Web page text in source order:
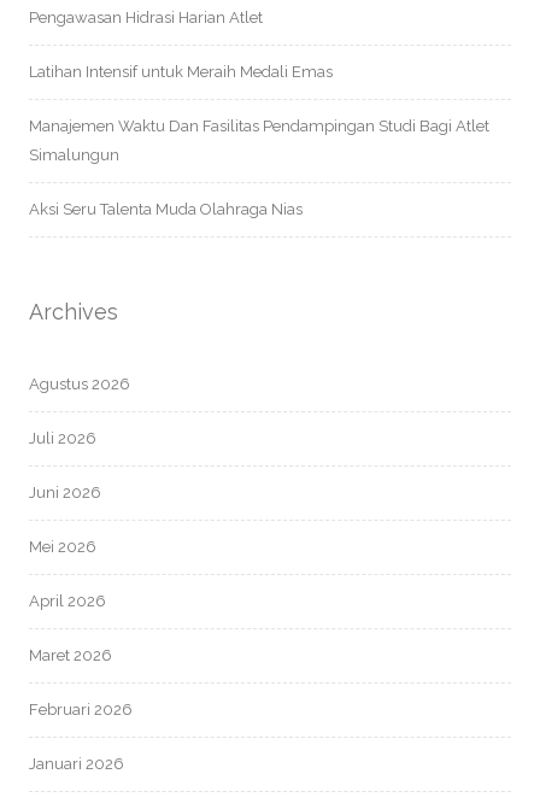
Pengawasan Hidrasi Harian Atlet
Latihan Intensif untuk Meraih Medali Emas
Manajemen Waktu Dan Fasilitas Pendampingan Studi Bagi Atlet
Simalungun
Aksi Seru Talenta Muda Olahraga Nias
Archives
Agustus 2026
Juli 2026
Juni 2026
Mei 2026
April 2026
Maret 2026
Februari 2026
Januari 2026